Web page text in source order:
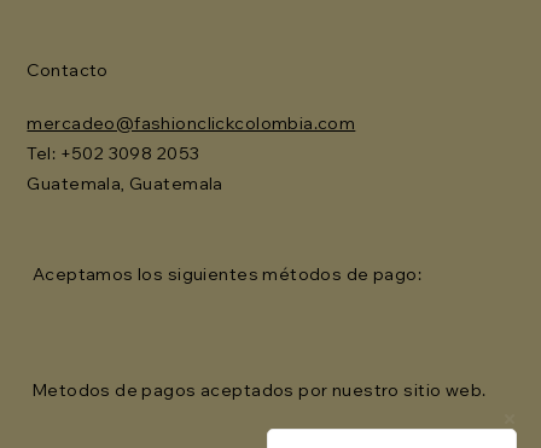
Contacto
mercadeo@fashionclickcolombia.com
Tel: ‪+502 3098 2053‬
Guatemala, Guatemala
Aceptamos los siguientes métodos de pago:
Metodos de pagos aceptados por nuestro sitio web.